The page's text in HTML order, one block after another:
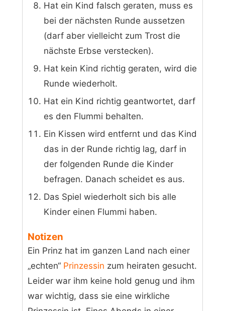
Hat ein Kind falsch geraten, muss es
bei der nächsten Runde aussetzen
(darf aber vielleicht zum Trost die
nächste Erbse verstecken).
Hat kein Kind richtig geraten, wird die
Runde wiederholt.
Hat ein Kind richtig geantwortet, darf
es den Flummi behalten.
Ein Kissen wird entfernt und das Kind
das in der Runde richtig lag, darf in
der folgenden Runde die Kinder
befragen. Danach scheidet es aus.
Das Spiel wiederholt sich bis alle
Kinder einen Flummi haben.
Notizen
Ein Prinz hat im ganzen Land nach einer
„echten“ Prinzessin zum heiraten gesucht.
Leider war ihm keine hold genug und ihm
war wichtig, dass sie eine wirkliche